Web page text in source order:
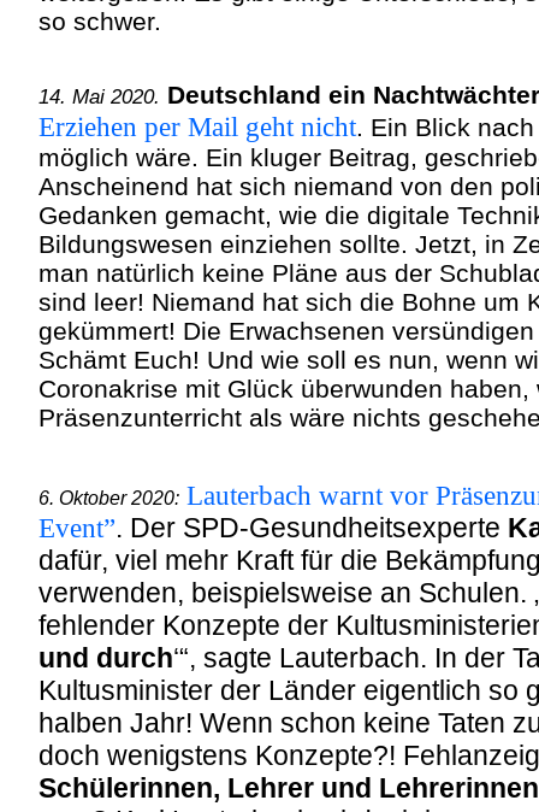
so schwer.
14. Mai 2020. Deutschland ein
Erziehen per Mail geht nicht. Ein Blick
möglich wäre. Ein kluger Beitrag,
Anscheinend hat sich niemand von den
Gedanken gemacht, wie die digitale
Bildungswesen einziehen sollte. Jetzt, in
man natürlich keine Pläne aus der
sind leer! Niemand hat sich die Bohne um
gekümmert! Die Erwachsenen
Schämt Euch! Und wie soll es nun, wenn
Coronakrise mit Glück überwunden haben,
Präsenzunterricht als wäre nichts
6. Oktober 2020: Lauterbach warnt vor
Event”. Der SPD-Gesundheitsexperte
dafür, viel mehr Kraft für die
verwenden, beispielsweise an Schulen.
fehlender Konzepte der
und durch‘“, sagte Lauterbach. In der
Kultusminister der Länder eigentlich so
halben Jahr! Wenn schon keine Taten
doch wenigstens Konzepte?!
Schülerinnen, Lehrer und